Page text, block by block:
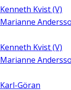
Kenneth Kvist (V)
Marianne
Kenneth Kvist (V)
Marianne
Karl-Göran